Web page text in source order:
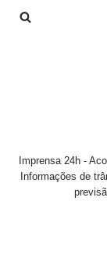
Imprensa 24h -
Informações de